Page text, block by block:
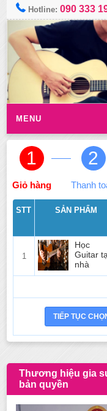
Hotline:090 333
MENU
1
Giỏ hàng
2
Thanh
STT SẢN PHẨM
1
Học
Guitar
nhà
Thương hiệu gia
bản quyền